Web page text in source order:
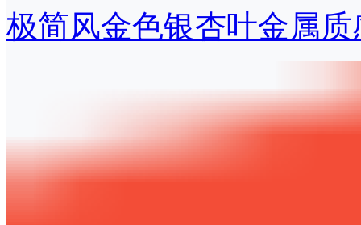
极简风金色银杏叶金属